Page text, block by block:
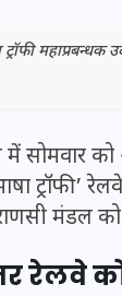
ट्रॉफी
में सोमवार
ट्रॉफी’
मंडल
रेलवे